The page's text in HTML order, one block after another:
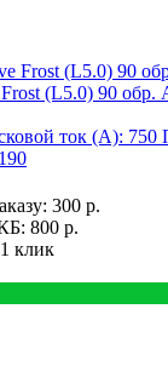
(L5.0) 90 обр.
ток (А): 750
300 р.
800 р.
клик